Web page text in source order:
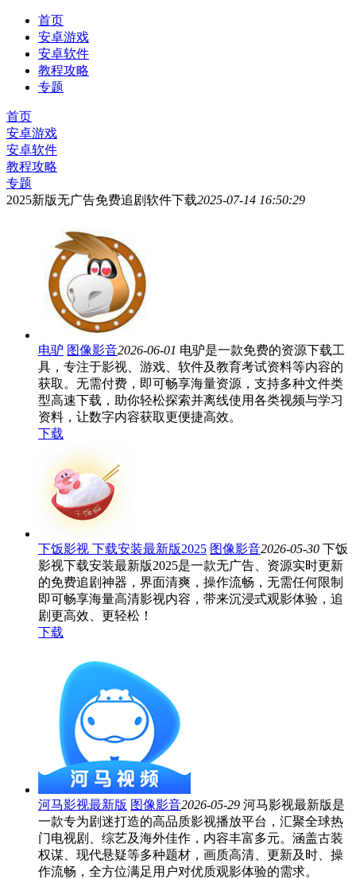
首页
安卓游戏
安卓软件
教程攻略
专题
首页
安卓游戏
安卓软件
教程攻略
专题
2025新版无广告免费追剧软件下载2025-07-14 16:50:29
电驴 图像影音2026-06-01 电驴是一款免费的资源下载工
具，专注于影视、游戏、软件及教育考试资料等内容的
获取。无需付费，即可畅享海量资源，支持多种文件类
型高速下载，助你轻松探索并离线使用各类视频与学习
资料，让数字内容获取更便捷高效。
下载
下饭影视 下载安装最新版2025 图像影音2026-05-30 下饭
影视下载安装最新版2025是一款无广告、资源实时更新
的免费追剧神器，界面清爽，操作流畅，无需任何限制
即可畅享海量高清影视内容，带来沉浸式观影体验，追
剧更高效、更轻松！
下载
河马影视最新版 图像影音2026-05-29 河马影视最新版是
一款专为剧迷打造的高品质影视播放平台，汇聚全球热
门电视剧、综艺及海外佳作，内容丰富多元。涵盖古装
权谋、现代悬疑等多种题材，画质高清、更新及时、操
作流畅，全方位满足用户对优质观影体验的需求。